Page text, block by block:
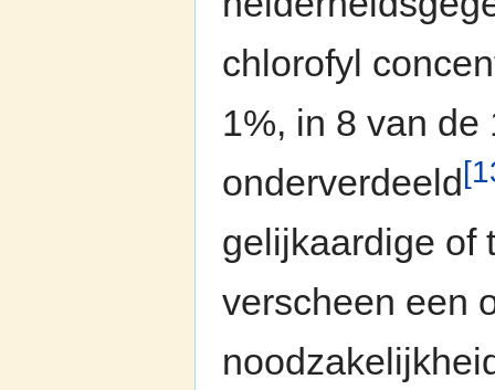
chlorofyl
1%, in 8 van de
onderverdeeld
gelijkaardige of
verscheen een